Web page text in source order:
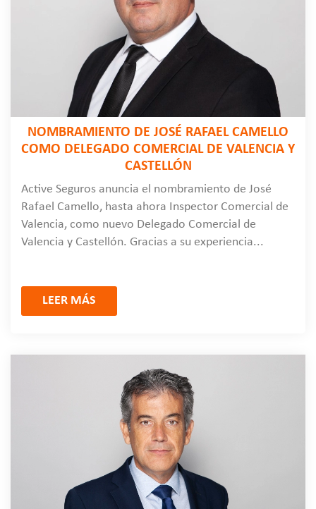
NOMBRAMIENTO DE JOSÉ RAFAEL CAMELLO
COMO DELEGADO COMERCIAL DE VALENCIA Y
CASTELLÓN
Active Seguros anuncia el nombramiento de José
Rafael Camello, hasta ahora Inspector Comercial de
Valencia, como nuevo Delegado Comercial de
Valencia y Castellón. Gracias a su experiencia...
LEER MÁS